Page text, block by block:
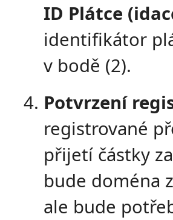
ID Plátce
identifikátor
v bodě (2).
Potvrzení
registrované
přijetí částky
bude doména
ale bude